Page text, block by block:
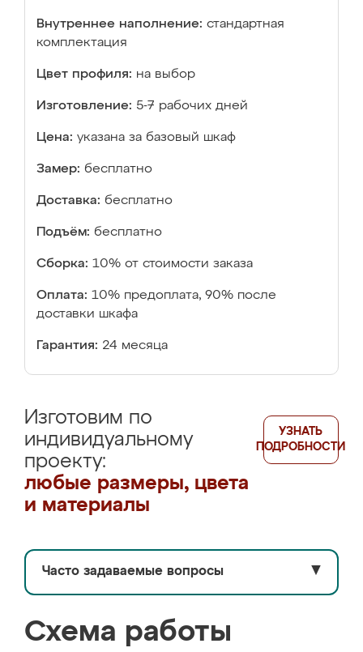
Внутреннее наполнение: стандартная
комплектация
Цвет профиля: на выбор
Изготовление: 5-7 рабочих дней
Цена: указана за базовый шкаф
Замер: бесплатно
Доставка: бесплатно
Подъём: бесплатно
Сборка: 10% от стоимости заказа
Оплата: 10% предоплата, 90% после
доставки шкафа
Гарантия: 24 месяца
Изготовим по
индивидуальному
проекту:
любые размеры, цвета
и материалы
УЗНАТЬ
ПОДРОБНОСТИ
Часто задаваемые вопросы ▼
Схема работы